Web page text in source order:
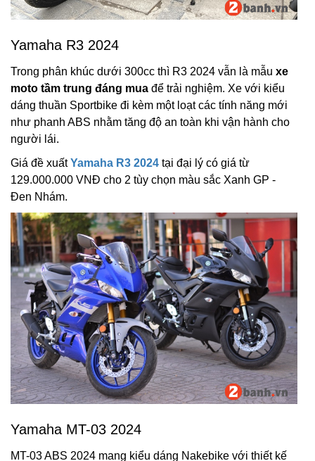
Yamaha R3 2024
Trong phân khúc dưới 300cc thì R3 2024 vẫn là mẫu xe
moto tầm trung đáng mua để trải nghiệm. Xe với kiểu
dáng thuần Sportbike đi kèm một loạt các tính năng mới
như phanh ABS nhằm tăng độ an toàn khi vận hành cho
người lái.
Giá đề xuấtYamaha R3 2024 tại đại lý có giá từ
129.000.000 VNĐ cho 2 tùy chọn màu sắc Xanh GP -
Đen Nhám.
Yamaha MT-03 2024
MT-03 ABS 2024 mang kiểu dáng Nakebike với thiết kế